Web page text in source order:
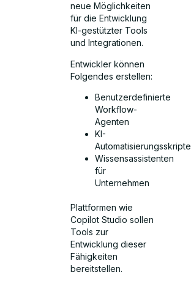
neue Möglichkeiten
für die Entwicklung
KI-gestützter Tools
und Integrationen.
Entwickler können
Folgendes erstellen:
Benutzerdefinierte
Workflow-
Agenten
KI-
Automatisierungsskripte
Wissensassistenten
für
Unternehmen
Plattformen wie
Copilot Studio sollen
Tools zur
Entwicklung dieser
Fähigkeiten
bereitstellen.